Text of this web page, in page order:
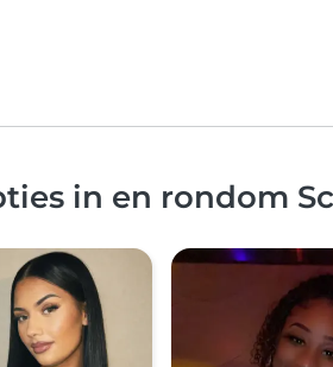
in en rondom